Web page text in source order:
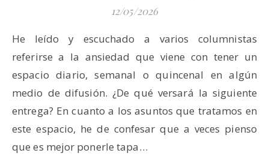
12/05/2026
He leído y escuchado a varios columnistas
referirse a la ansiedad que viene con tener un
espacio diario, semanal o quincenal en algún
medio de difusión. ¿De qué versará la siguiente
entrega? En cuanto a los asuntos que tratamos en
este espacio, he de confesar que a veces pienso
que es mejor ponerle tapa…